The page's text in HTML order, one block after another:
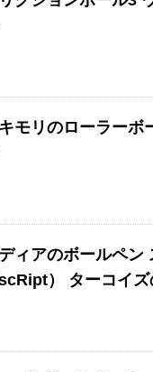
モリのローラーボ
ィアのボールペン
scRipt） ターコイ